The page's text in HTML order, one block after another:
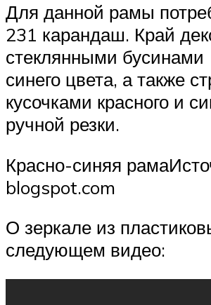
Для данной рамы
231 карандаш. Край
стеклянными бусинами
синего цвета, а также
кусочками красного и
ручной резки.
Красно-синяя
blogspot.com
О зеркале из
следующем видео: